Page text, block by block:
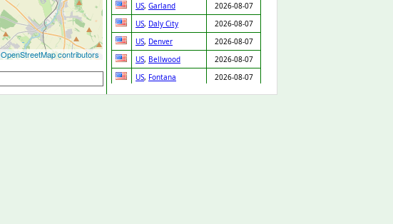
OpenStreetMap contributors
US, Garland
2026-08-07
US, Daly City
2026-08-07
US, Denver
2026-08-07
US, Bellwood
2026-08-07
US, Fontana
2026-08-07
US,Prentiss
2026-08-07